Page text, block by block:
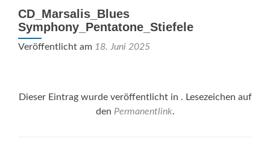
CD_Marsalis_Blues
Symphony_Pentatone_Stiefele
Veröffentlicht am 18. Juni 2025
Dieser Eintrag wurde veröffentlicht in . Lesezeichen auf
den Permanentlink.